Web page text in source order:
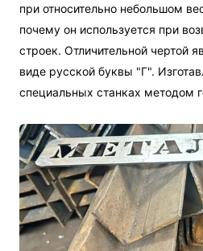
при относительно небольшом
почему он используется при
строек. Отличительной чертой
виде русской буквы "Г".
специальных станках методом